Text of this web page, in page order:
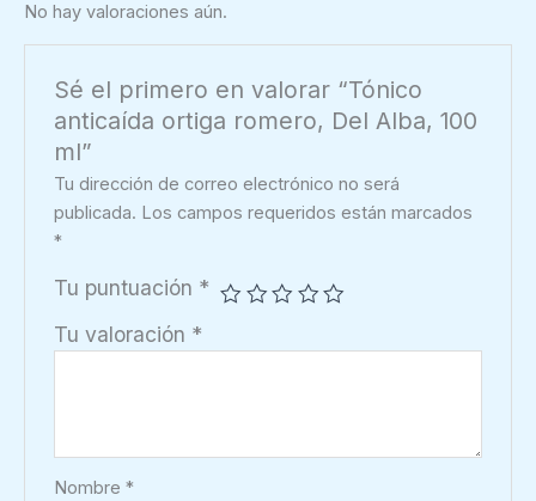
No hay valoraciones aún.
Sé el primero en valorar “Tónico
anticaída ortiga romero, Del Alba, 100
ml”
Tu dirección de correo electrónico no será
publicada. Los campos requeridos están marcados
*
Tu puntuación *
Tu valoración *
Nombre*